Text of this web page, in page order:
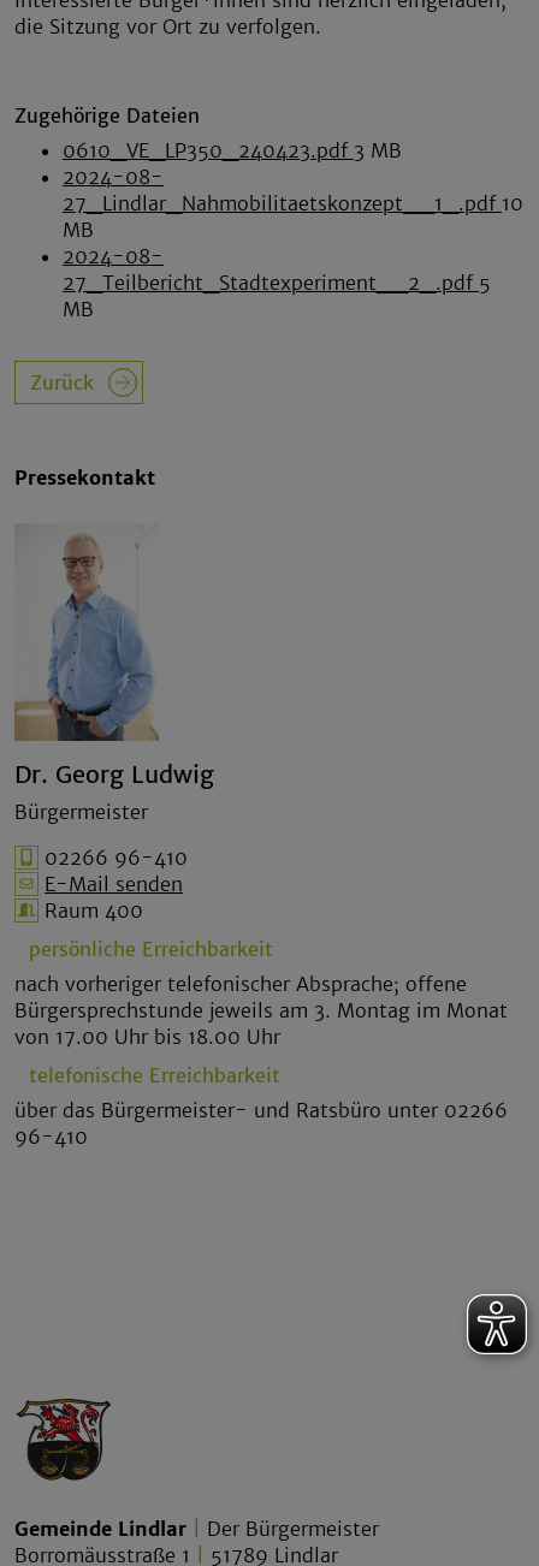
die Sitzung vor Ort zu verfolgen.
Zugehörige Dateien
0610_VE_LP350_240423.pdf 3 MB
2024-08-
27_Lindlar_Nahmobilitaetskonzept__1_.pdf 10
MB
2024-08-
27_Teilbericht_Stadtexperiment__2_.pdf 5
MB
Zurück
Pressekontakt
Dr. Georg Ludwig
Bürgermeister
02266 96-410
E-Mail senden
Raum 400
persönliche Erreichbarkeit
nach vorheriger telefonischer Absprache; offene
Bürgersprechstunde jeweils am 3. Montag im Monat
von 17.00 Uhr bis 18.00 Uhr
telefonische Erreichbarkeit
über das Bürgermeister- und Ratsbüro unter 02266
96-410
Gemeinde Lindlar
Der Bürgermeister
Borromäusstraße 1
51789 Lindlar